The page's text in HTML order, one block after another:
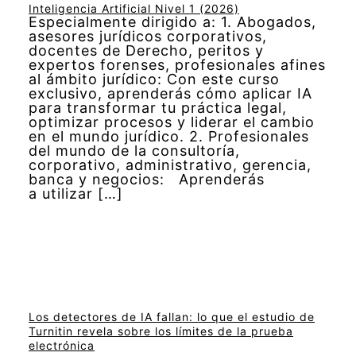
Inteligencia Artificial Nivel 1 (2026)
Especialmente dirigido a: 1. Abogados,
asesores jurídicos corporativos,
docentes de Derecho, peritos y
expertos forenses, profesionales afines
al ámbito jurídico: Con este curso
exclusivo, aprenderás cómo aplicar IA
para transformar tu práctica legal,
optimizar procesos y liderar el cambio
en el mundo jurídico. 2. Profesionales
del mundo de la consultoría,
corporativo, administrativo, gerencia,
banca y negocios: Aprenderás
a utilizar […]
Los detectores de IA fallan: lo que el estudio de
Turnitin revela sobre los límites de la prueba
electrónica